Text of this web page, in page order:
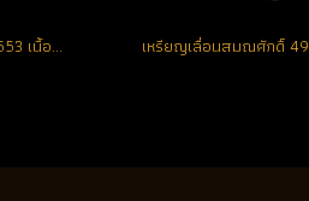
เหรียญเลื่อนสมณศักดิ์ 49 ปี 2553 เนื้อทองคำ No.25 สวยแชมป์